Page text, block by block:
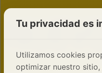
Tu privacidad es
Utilizamos cookies
optimizar nuestro